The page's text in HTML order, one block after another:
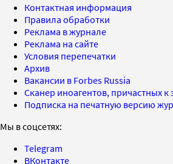
Контактная информация
Правила обработки
Реклама в журнале
Реклама на сайте
Условия перепечатки
Архив
Вакансии в Forbes Russia
Сканер иноагентов, причастных
Подписка на печатную версию
Мы в соцсетях:
Telegram
ВКонтакте